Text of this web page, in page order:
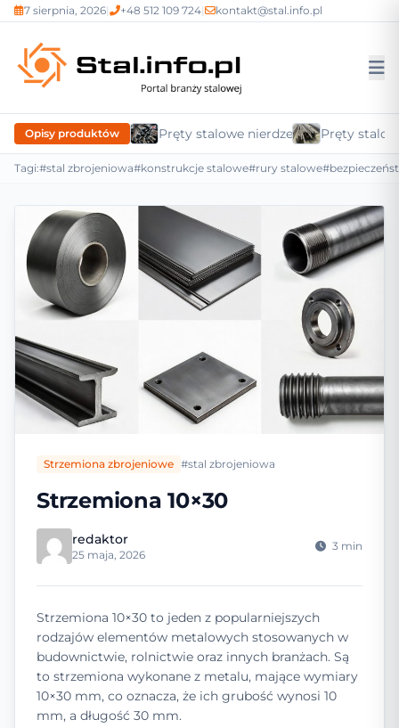
7 sierpnia, 2026| +48 512 109 724| kontakt@stal.info.pl
Opisy produktów Pręty stalowe nierdzewnePręty
Tagi:#stal zbrojeniowa#konstrukcje stalowe#rury stalowe
Strzemiona zbrojeniowe #stal zbrojeniowa
Strzemiona 10×30
redaktor
25 maja, 2026
3 min
Strzemiona 10×30 to jeden z popularniejszych
rodzajów elementów metalowych stosowanych w
budownictwie, rolnictwie oraz innych branżach. Są
to strzemiona wykonane z metalu, mające wymiary
10×30 mm, co oznacza, że ich grubość wynosi 10
mm, a długość 30 mm.